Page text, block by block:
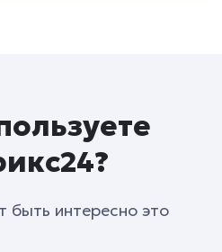
быть интересно это